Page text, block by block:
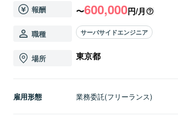
報酬 〜600,000円/月
職種 サーバサイドエンジニア
場所 東京都
雇用形態 業務委託(フリーランス)